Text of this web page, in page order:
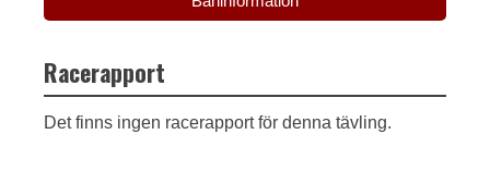
Racerapport
Det finns ingen racerapport för denna tävling.